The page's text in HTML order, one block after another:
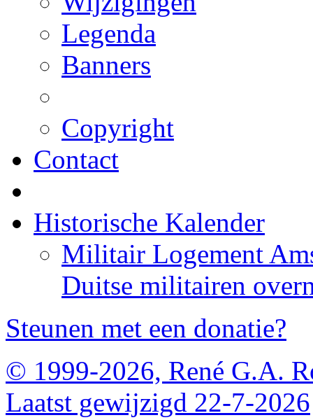
Legenda
Banners
Copyright
Contact
Historische Kalender
Militair Logement
Duitse militairen
Steunen met een donatie?
© 1999-2026, René G.A.
Laatst gewijzigd 22-7-2026